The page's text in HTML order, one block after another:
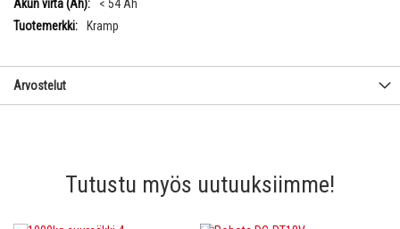
Lisätietoja
< 54 Ah
Kramp
Arvostelut
Tutustu myös uutuuksiimme!